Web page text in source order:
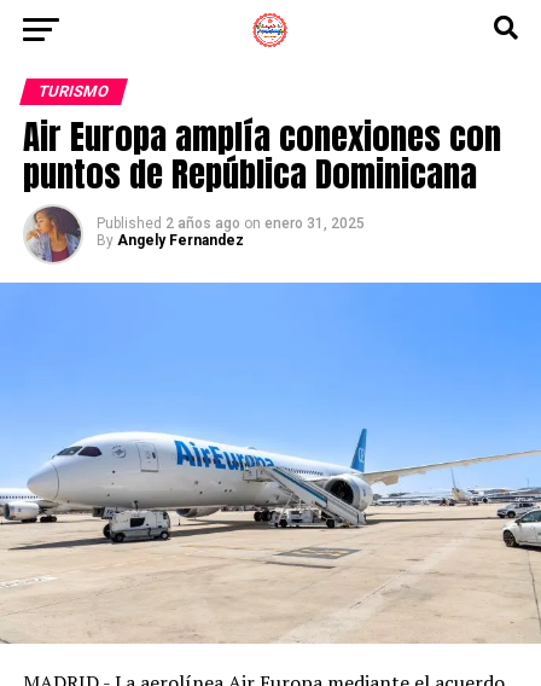
TURISMO
Air Europa amplía conexiones con
puntos de República Dominicana
Published 2 años ago on enero 31, 2025
By Angely Fernandez